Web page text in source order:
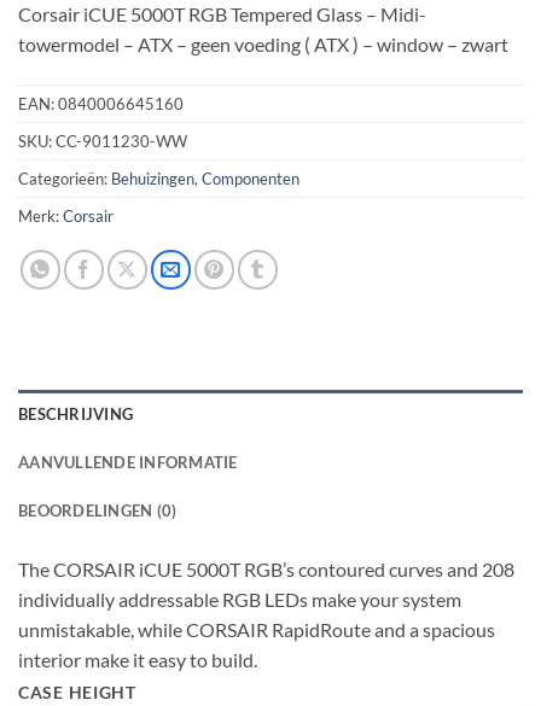
Corsair iCUE 5000T RGB Tempered Glass – Midi-
towermodel – ATX – geen voeding ( ATX ) – window – zwart
EAN:0840006645160
SKU:CC-9011230-WW
Categorieën: Behuizingen, Componenten
Merk:Corsair
BESCHRIJVING
AANVULLENDE INFORMATIE
BEOORDELINGEN (0)
The CORSAIR iCUE 5000T RGB’s contoured curves and 208
individually addressable RGB LEDs make your system
unmistakable, while CORSAIR RapidRoute and a spacious
interior make it easy to build.
CASE HEIGHT